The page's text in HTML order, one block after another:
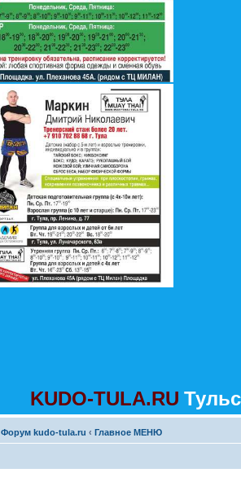
KUDO-TULA.RU
Форум kudo-tula.ru ‹ Главное МЕНЮ